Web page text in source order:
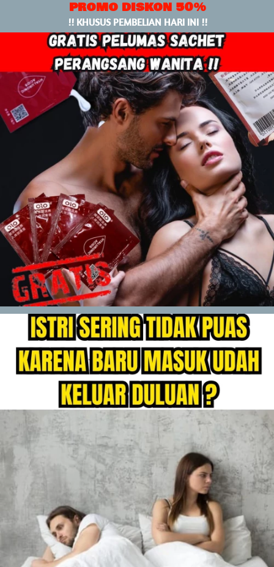
PROMO DISKON 50%
!! KHUSUS PEMBELIAN HARI INI !!